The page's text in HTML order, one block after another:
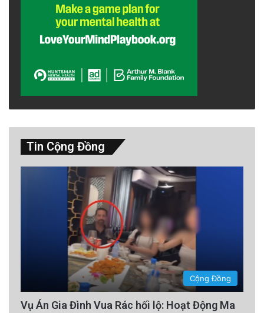
Tin Cộng Đồng
Cộng Đồng
Vụ Án Gia Đình Vua Rác hối lộ: Hoạt Động Ma